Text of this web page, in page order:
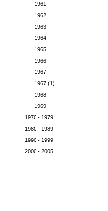
1961
1962
1963
1964
1965
1966
1967
1967 (1)
1968
1969
1970 - 1979
1980 - 1989
1990 - 1999
2000 - 2005